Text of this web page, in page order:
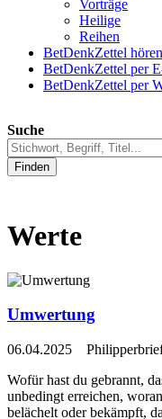
Vorträge
Heilige
Reihen
BetDenkZettel hören
BetDenkZettel per
BetDenkZettel per
Suche
Finden
Werte
Umwertung
06.04.2025
Wofür hast du gebrannt,
unbedingt erreichen,
belächelt oder bekämpft,